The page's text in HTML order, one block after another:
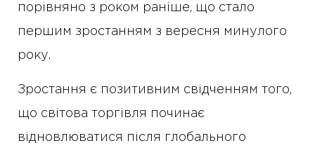
порівняно з роком раніше, що стало
першим зростанням з вересня минулого
року.
Зростання є позитивним свідченням того,
що світова торгівля починає
відновлюватися після глобального